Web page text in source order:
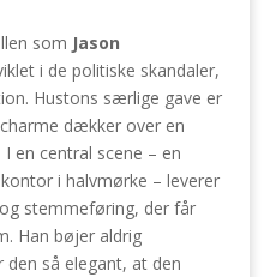
som Jason
i de politiske skandaler,
Hustons særlige gave er
dækker over en
en central scene – en
i halvmørke – leverer
stemmeføring, der får
Han bøjer aldrig
den så elegant, at den